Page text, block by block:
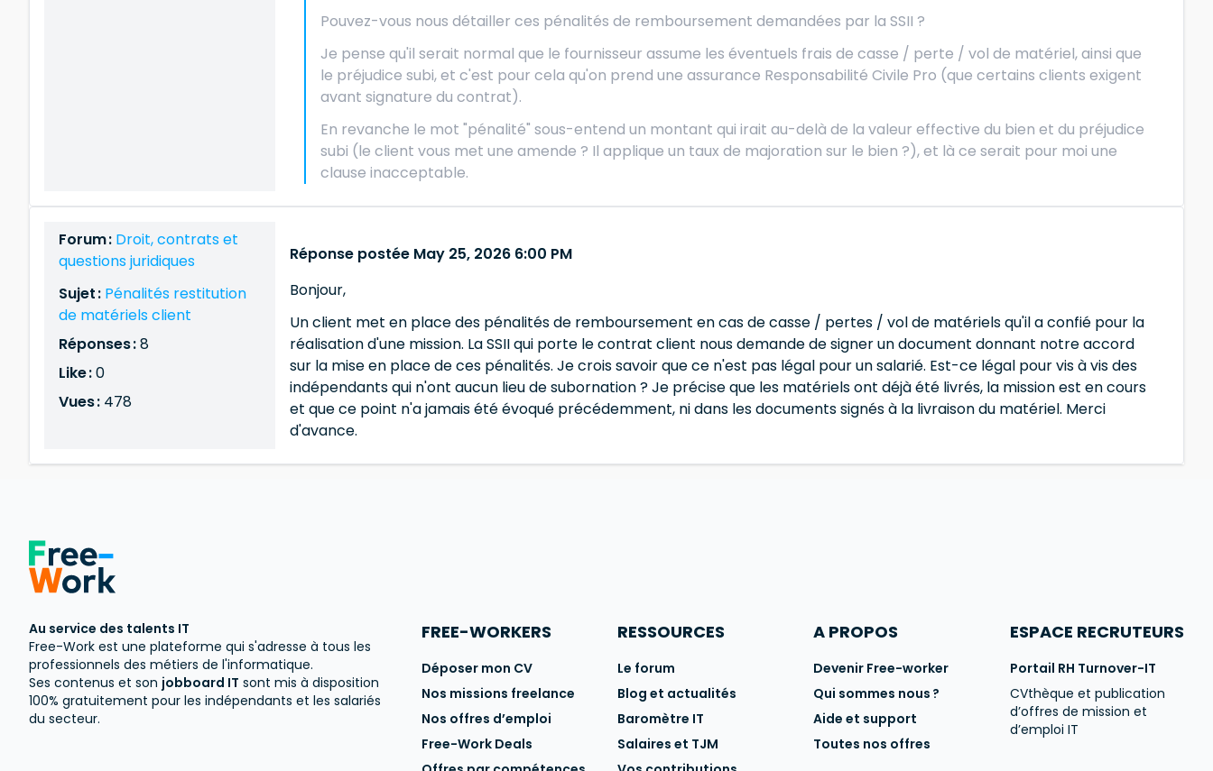
Pouvez-vous nous détailler ces pénalités de remboursement demandées par la SSII ?
Je pense qu'il serait normal que le fournisseur assume les éventuels frais de casse / perte / vol de matériel, ainsi que
le préjudice subi, et c'est pour cela qu'on prend une assurance Responsabilité Civile Pro (que certains clients exigent
avant signature du contrat).
En revanche le mot "pénalité" sous-entend un montant qui irait au-delà de la valeur effective du bien et du préjudice
subi (le client vous met une amende ? Il applique un taux de majoration sur le bien ?), et là ce serait pour moi une
clause inacceptable.
Forum : Droit, contrats et
questions juridiques
Sujet : Pénalités restitution
de matériels client
Réponses :8
Like :0
Vues : 478
Réponse postée May 25, 2026 6:00 PM
Bonjour,
Un client met en place des pénalités de remboursement en cas de casse / pertes / vol de matériels qu'il a confié pour la
réalisation d'une mission. La SSII qui porte le contrat client nous demande de signer un document donnant notre accord
sur la mise en place de ces pénalités. Je crois savoir que ce n'est pas légal pour un salarié. Est-ce légal pour vis à vis des
indépendants qui n'ont aucun lieu de subornation ? Je précise que les matériels ont déjà été livrés, la mission est en cours
et que ce point n'a jamais été évoqué précédemment, ni dans les documents signés à la livraison du matériel. Merci
d'avance.
Au service des talents IT
Free-Work est une plateforme qui s'adresse à tous les
professionnels des métiers de l'informatique.
Ses contenus et son jobboard IT sont mis à disposition
100% gratuitement pour les indépendants et les salariés
du secteur.
FREE-WORKERS
Déposer mon CV
Nos missions freelance
Nos offres d’emploi
Free-Work Deals
RESSOURCES
Le forum
Blog et actualités
Baromètre IT
Salaires et TJM
A PROPOS
Devenir Free-worker
Qui sommes nous ?
Aide et support
Toutes nos offres
ESPACE RECRUTEURS
Portail RH Turnover-IT
CVthèque et publication
d’offres de mission et
d’emploi IT